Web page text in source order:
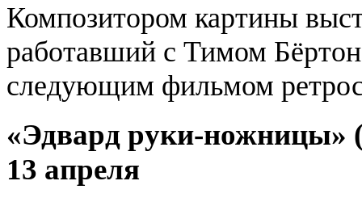
Композитором картины
работавший с Тимом
следующим фильмом
«Эдвард руки-ножницы»
13 апреля